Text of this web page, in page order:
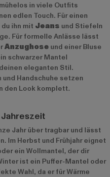
in viele Outfits
edlen Touch. Für einen
ihn mit Jeans und Stiefeln
Für formelle Anlässe lässt
Anzughose und einer Bluse
schwarzer Mantel
eleganten Stil.
Handschuhe setzen
den Look komplett.
Jahr über tragbar und lässt
Im Herbst und Frühjahr eignet
ein Wollmantel, der dir
ist ein Puffer-Mantel oder
Wahl, da er für Wärme